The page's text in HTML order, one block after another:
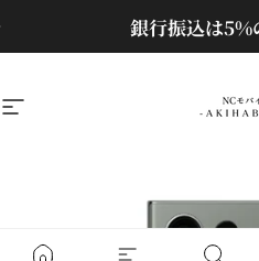
コンテンツへスキップ
銀行振込は5%
サイトナビゲーション
NCモ